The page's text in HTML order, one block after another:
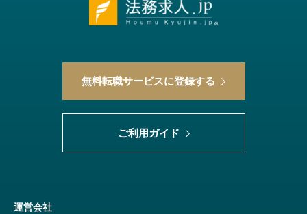
無料転職サービスに登録する
ご利用ガイド
運営会社